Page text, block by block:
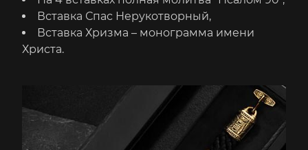
Вставка Спас Нерукотворный,
Вставка Хризма – монограмма имени
Христа.